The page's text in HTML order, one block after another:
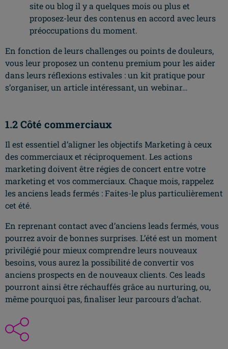
site ou blog il y a quelques mois ou plus et
proposez-leur des contenus en accord avec leurs
préoccupations du moment.
En fonction de leurs challenges ou points de douleurs,
vous leur proposez un contenu premium pour les aider
dans leurs réflexions estivales : un kit pratique pour
s’organiser, un article intéressant, un webinar…
1.2 Côté commerciaux
Il est essentiel d’aligner les objectifs Marketing à ceux
des commerciaux et réciproquement. Les actions
marketing doivent être régies de concert entre votre
marketing et vos commerciaux. Chaque mois, rappelez
les anciens leads fermés : Faites-le plus particulièrement
cet été.
En reprenant contact avec d’anciens leads fermés, vous
pourrez avoir de bonnes surprises. L’été est un moment
privilégié pour mieux comprendre leurs nouveaux
besoins, vous aurez la possibilité de convertir vos
anciens prospects en de nouveaux clients. Ces leads
pourront ainsi être réchauffés grâce au nurturing, ou,
même pourquoi pas, finaliser leur parcours d’achat.